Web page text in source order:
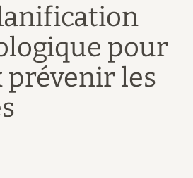
pour
prévenir les